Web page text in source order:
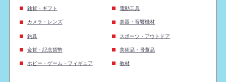
雑貨・ギフト 電動工具
カメラ・レンズ 楽器・音響機材
釣具 スポーツ・アウトドア
金貨・記念貨幣 美術品・骨董品
ホビー・ゲーム・フィギュア 教材